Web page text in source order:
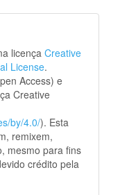
licença Creative
License.
Access) e
Creative
by/4.0/). Esta
remixem,
mesmo para fins
crédito pela